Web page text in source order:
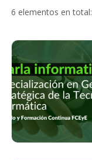
6 elementos en total: